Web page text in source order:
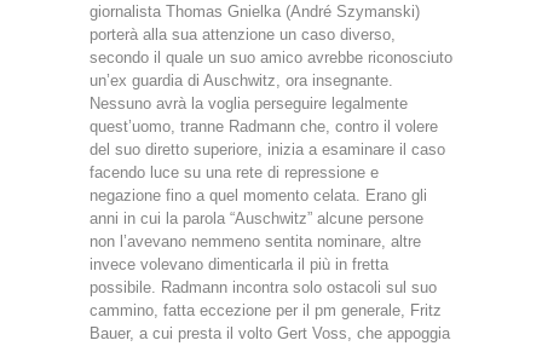
giornalista Thomas Gnielka (André Szymanski)
porterà alla sua attenzione un caso diverso,
secondo il quale un suo amico avrebbe riconosciuto
un’ex guardia di Auschwitz, ora insegnante.
Nessuno avrà la voglia perseguire legalmente
quest’uomo, tranne Radmann che, contro il volere
del suo diretto superiore, inizia a esaminare il caso
facendo luce su una rete di repressione e
negazione fino a quel momento celata. Erano gli
anni in cui la parola “Auschwitz” alcune persone
non l’avevano nemmeno sentita nominare, altre
invece volevano dimenticarla il più in fretta
possibile. Radmann incontra solo ostacoli sul suo
cammino, fatta eccezione per il pm generale, Fritz
Bauer, a cui presta il volto Gert Voss, che appoggia